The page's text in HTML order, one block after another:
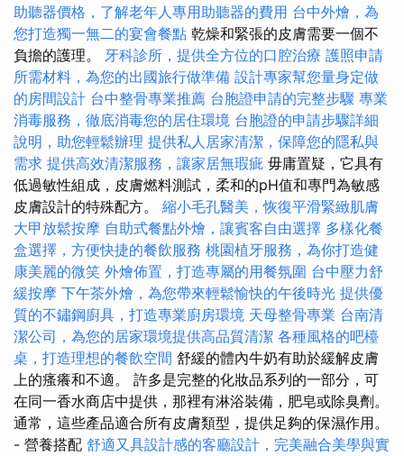
助聽器價格，了解老年人專用助聽器的費用 台中外燴，為
您打造獨一無二的宴會餐點 乾燥和緊張的皮膚需要一個不
負擔的護理。 牙科診所，提供全方位的口腔治療 護照申請
所需材料，為您的出國旅行做準備 設計專家幫您量身定做
的房間設計 台中整骨專業推薦 台胞證申請的完整步驟 專業
消毒服務，徹底消毒您的居住環境 台胞證的申請步驟詳細
說明，助您輕鬆辦理 提供私人居家清潔，保障您的隱私與
需求 提供高效清潔服務，讓家居無瑕疵 毋庸置疑，它具有
低過敏性組成，皮膚燃料測試，柔和的pH值和專門為敏感
皮膚設計的特殊配方。 縮小毛孔醫美，恢復平滑緊緻肌膚
大甲放鬆按摩 自助式餐點外燴，讓賓客自由選擇 多樣化餐
盒選擇，方便快捷的餐飲服務 桃園植牙服務，為你打造健
康美麗的微笑 外燴佈置，打造專屬的用餐氛圍 台中壓力舒
緩按摩 下午茶外燴，為您帶來輕鬆愉快的午後時光 提供優
質的不鏽鋼廚具，打造專業廚房環境 天母整骨專業 台南清
潔公司，為您的居家環境提供高品質清潔 各種風格的吧檯
桌，打造理想的餐飲空間 舒緩的體內牛奶有助於緩解皮膚
上的瘙癢和不適。 許多是完整的化妝品系列的一部分，可
在同一香水商店中提供，那裡有淋浴裝備，肥皂或除臭劑。
通常，這些產品適合所有皮膚類型，提供足夠的保濕作用。
- 營養搭配 舒適又具設計感的客廳設計，完美融合美學與實